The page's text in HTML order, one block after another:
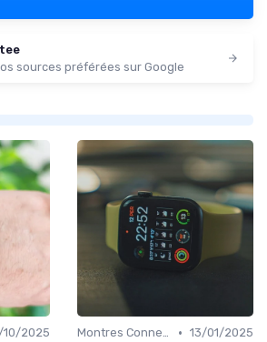
sources préférées sur Google
2025
Montres Connectées de Luxe • 13/01/2025